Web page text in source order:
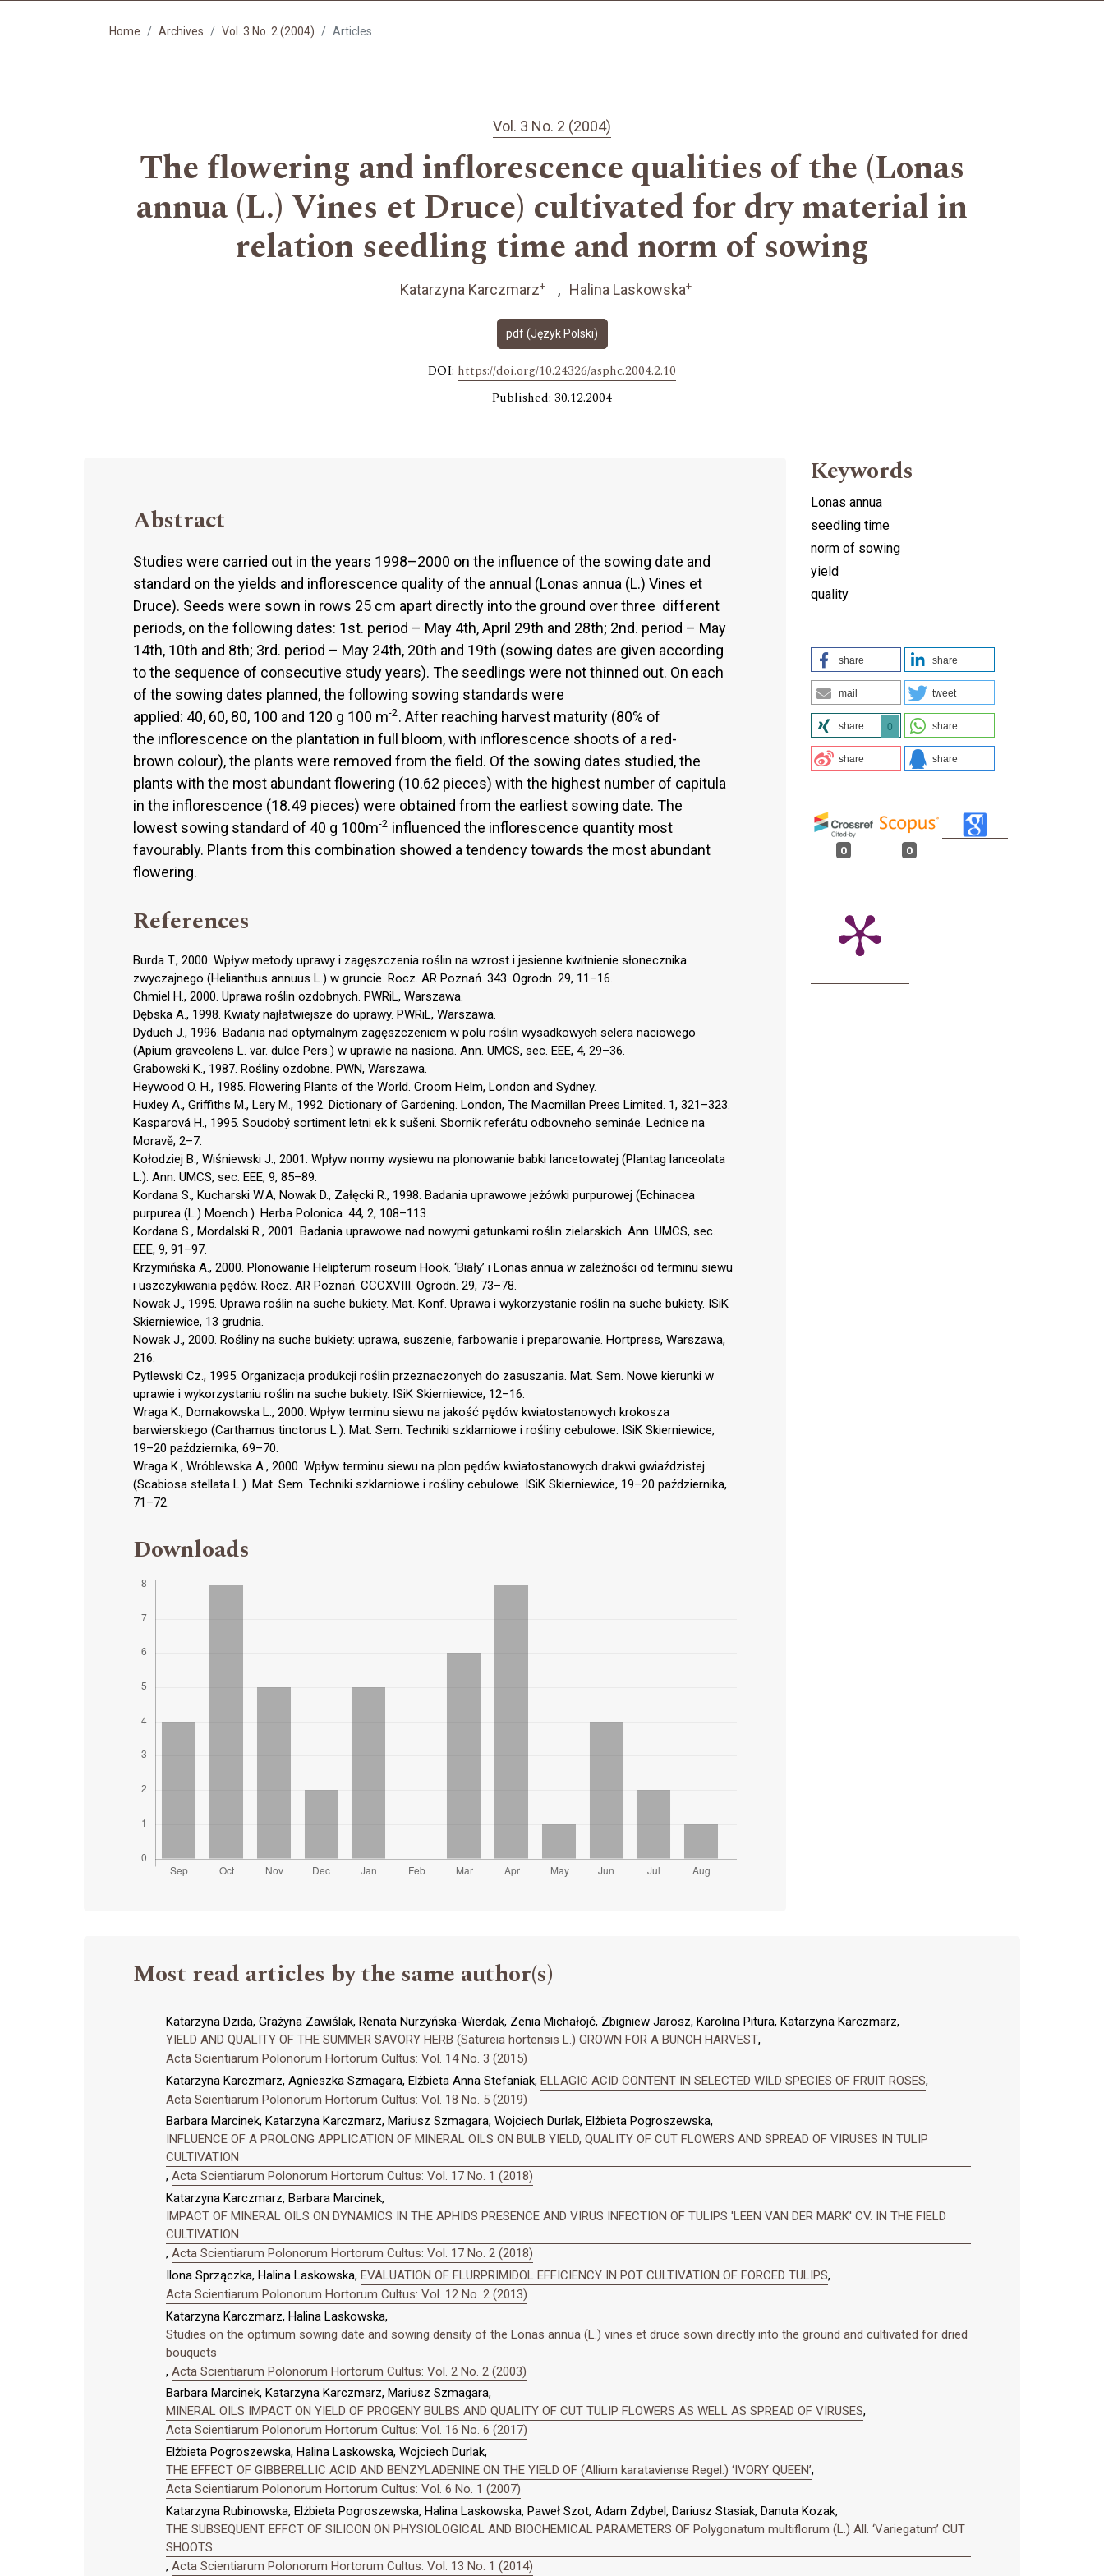
Home Archives Vol. 3 No. 2 (2004) Articles
Vol. 3 No. 2 (2004)
The flowering and inflorescence qualities of the (Lonas
annua (L.) Vines et Druce) cultivated for dry material in
relation seedling time and norm of sowing
Katarzyna Karczmarz+ Halina Laskowska+
pdf (Język Polski)
DOI: https://doi.org/10.24326/asphc.2004.2.10
Published: 30.12.2004
Abstract
Studies were carried out in the years 1998–2000 on the influence of the sowing date and
standard on the yields and inflorescence quality of the annual (Lonas annua (L.) Vines et
Druce). Seeds were sown in rows 25 cm apart directly into the ground over three different
periods, on the following dates: 1st. period – May 4th, April 29th and 28th; 2nd. period – May
14th, 10th and 8th; 3rd. period – May 24th, 20th and 19th (sowing dates are given according
to the sequence of consecutive study years). The seedlings were not thinned out. On each
of the sowing dates planned, the following sowing standards were
applied: 40, 60, 80, 100 and 120 g 100 m-2. After reaching harvest maturity (80% of
the inflorescence on the plantation in full bloom, with inflorescence shoots of a red-
brown colour), the plants were removed from the field. Of the sowing dates studied, the
plants with the most abundant flowering (10.62 pieces) with the highest number of capitula
in the inflorescence (18.49 pieces) were obtained from the earliest sowing date. The
lowest sowing standard of 40 g 100m-2 influenced the inflorescence quantity most
favourably. Plants from this combination showed a tendency towards the most abundant
flowering.
References
Burda T., 2000. Wpływ metody uprawy i zagęszczenia roślin na wzrost i jesienne kwitnienie słonecznika
zwyczajnego (Helianthus annuus L.) w gruncie. Rocz. AR Poznań. 343. Ogrodn. 29, 11–16.
Chmiel H., 2000. Uprawa roślin ozdobnych. PWRiL, Warszawa.
Dębska A., 1998. Kwiaty najłatwiejsze do uprawy. PWRiL, Warszawa.
Dyduch J., 1996. Badania nad optymalnym zagęszczeniem w polu roślin wysadkowych selera naciowego
(Apium graveolens L. var. dulce Pers.) w uprawie na nasiona. Ann. UMCS, sec. EEE, 4, 29–36.
Grabowski K., 1987. Rośliny ozdobne. PWN, Warszawa.
Heywood O. H., 1985. Flowering Plants of the World. Croom Helm, London and Sydney.
Huxley A., Griffiths M., Lery M., 1992. Dictionary of Gardening. London, The Macmillan Prees Limited. 1, 321–323.
Kasparová H., 1995. Soudobý sortiment letni ek k sušeni. Sbornik referátu odbovneho semináe. Lednice na
Moravě, 2–7.
Kołodziej B., Wiśniewski J., 2001. Wpływ normy wysiewu na plonowanie babki lancetowatej (Plantag lanceolata
L.). Ann. UMCS, sec. EEE, 9, 85–89.
Kordana S., Kucharski W.A, Nowak D., Załęcki R., 1998. Badania uprawowe jeżówki purpurowej (Echinacea
purpurea (L.) Moench.). Herba Polonica. 44, 2, 108–113.
Kordana S., Mordalski R., 2001. Badania uprawowe nad nowymi gatunkami roślin zielarskich. Ann. UMCS, sec.
EEE, 9, 91–97.
Krzymińska A., 2000. Plonowanie Helipterum roseum Hook. ‘Biały’ i Lonas annua w zależności od terminu siewu
i uszczykiwania pędów. Rocz. AR Poznań. CCCXVIII. Ogrodn. 29, 73–78.
Nowak J., 1995. Uprawa roślin na suche bukiety. Mat. Konf. Uprawa i wykorzystanie roślin na suche bukiety. ISiK
Skierniewice, 13 grudnia.
Nowak J., 2000. Rośliny na suche bukiety: uprawa, suszenie, farbowanie i preparowanie. Hortpress, Warszawa,
216.
Pytlewski Cz., 1995. Organizacja produkcji roślin przeznaczonych do zasuszania. Mat. Sem. Nowe kierunki w
uprawie i wykorzystaniu roślin na suche bukiety. ISiK Skierniewice, 12–16.
Wraga K., Dornakowska L., 2000. Wpływ terminu siewu na jakość pędów kwiatostanowych krokosza
barwierskiego (Carthamus tinctorus L.). Mat. Sem. Techniki szklarniowe i rośliny cebulowe. ISiK Skierniewice,
19–20 października, 69–70.
Wraga K., Wróblewska A., 2000. Wpływ terminu siewu na plon pędów kwiatostanowych drakwi gwiaździstej
(Scabiosa stellata L.). Mat. Sem. Techniki szklarniowe i rośliny cebulowe. ISiK Skierniewice, 19–20 października,
71–72.
Downloads
Keywords
Lonas annua
seedling time
norm of sowing
yield
quality
share share
mail tweet
share 0 share
share share
0 0
Most read articles by the same author(s)
Katarzyna Dzida, Grażyna Zawiślak, Renata Nurzyńska-Wierdak, Zenia Michałojć, Zbigniew Jarosz, Karolina Pitura, Katarzyna Karczmarz,
YIELD AND QUALITY OF THE SUMMER SAVORY HERB (Satureia hortensis L.) GROWN FOR A BUNCH HARVEST,
Acta Scientiarum Polonorum Hortorum Cultus: Vol. 14 No. 3 (2015)
Katarzyna Karczmarz, Agnieszka Szmagara, Elżbieta Anna Stefaniak, ELLAGIC ACID CONTENT IN SELECTED WILD SPECIES OF FRUIT ROSES,
Acta Scientiarum Polonorum Hortorum Cultus: Vol. 18 No. 5 (2019)
Barbara Marcinek, Katarzyna Karczmarz, Mariusz Szmagara, Wojciech Durlak, Elżbieta Pogroszewska,
INFLUENCE OF A PROLONG APPLICATION OF MINERAL OILS ON BULB YIELD, QUALITY OF CUT FLOWERS AND SPREAD OF VIRUSES IN TULIP
CULTIVATION
, Acta Scientiarum Polonorum Hortorum Cultus: Vol. 17 No. 1 (2018)
Katarzyna Karczmarz, Barbara Marcinek,
IMPACT OF MINERAL OILS ON DYNAMICS IN THE APHIDS PRESENCE AND VIRUS INFECTION OF TULIPS 'LEEN VAN DER MARK' CV. IN THE FIELD
CULTIVATION
, Acta Scientiarum Polonorum Hortorum Cultus: Vol. 17 No. 2 (2018)
Ilona Sprzączka, Halina Laskowska, EVALUATION OF FLURPRIMIDOL EFFICIENCY IN POT CULTIVATION OF FORCED TULIPS,
Acta Scientiarum Polonorum Hortorum Cultus: Vol. 12 No. 2 (2013)
Katarzyna Karczmarz, Halina Laskowska,
Studies on the optimum sowing date and sowing density of the Lonas annua (L.) vines et druce sown directly into the ground and cultivated for dried
bouquets
, Acta Scientiarum Polonorum Hortorum Cultus: Vol. 2 No. 2 (2003)
Barbara Marcinek, Katarzyna Karczmarz, Mariusz Szmagara,
MINERAL OILS IMPACT ON YIELD OF PROGENY BULBS AND QUALITY OF CUT TULIP FLOWERS AS WELL AS SPREAD OF VIRUSES,
Acta Scientiarum Polonorum Hortorum Cultus: Vol. 16 No. 6 (2017)
Elżbieta Pogroszewska, Halina Laskowska, Wojciech Durlak,
THE EFFECT OF GIBBERELLIC ACID AND BENZYLADENINE ON THE YIELD OF (Allium karataviense Regel.) ‘IVORY QUEEN’,
Acta Scientiarum Polonorum Hortorum Cultus: Vol. 6 No. 1 (2007)
Katarzyna Rubinowska, Elżbieta Pogroszewska, Halina Laskowska, Paweł Szot, Adam Zdybel, Dariusz Stasiak, Danuta Kozak,
THE SUBSEQUENT EFFCT OF SILICON ON PHYSIOLOGICAL AND BIOCHEMICAL PARAMETERS OF Polygonatum multiflorum (L.) All. ‘Variegatum’ CUT
SHOOTS
, Acta Scientiarum Polonorum Hortorum Cultus: Vol. 13 No. 1 (2014)